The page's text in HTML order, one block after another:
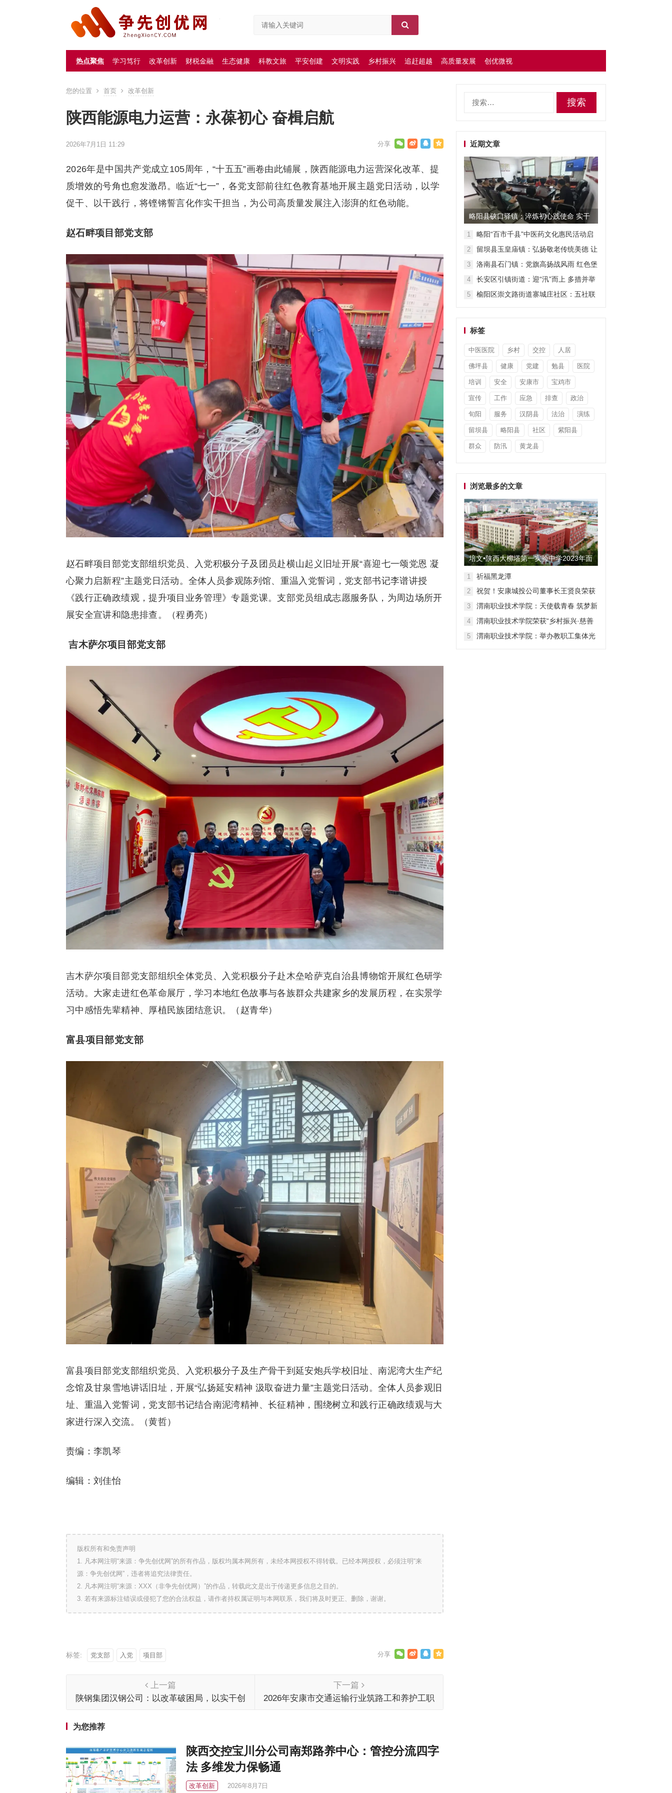
热点聚焦 学习笃行 改革创新 财税金融 生态健康 科教文旅 平安创建 文明实践 乡村振兴 追赶超越 高质量发展 创优微视
您的位置 首页 改革创新
陕西能源电力运营：永葆初心 奋楫启航
2026年7月1日 11:29
2026年是中国共产党成立105周年，“十五五”画卷由此铺展，陕西能源电力运营深化改革、提
质增效的号角也愈发激昂。临近“七一”，各党支部前往红色教育基地开展主题党日活动，以学
促干、以干践行，将铿锵誓言化作实干担当，为公司高质量发展注入澎湃的红色动能。
赵石畔项目部党支部
赵石畔项目部党支部组织党员、入党积极分子及团员赴横山起义旧址开展“喜迎七一颂党恩 凝
心聚力启新程”主题党日活动。全体人员参观陈列馆、重温入党誓词，党支部书记李谱讲授
《践行正确政绩观，提升项目业务管理》专题党课。支部党员组成志愿服务队，为周边场所开
展安全宣讲和隐患排查。（程勇亮）
吉木萨尔项目部党支部
吉木萨尔项目部党支部组织全体党员、入党积极分子赴木垒哈萨克自治县博物馆开展红色研学
活动。大家走进红色革命展厅，学习本地红色故事与各族群众共建家乡的发展历程，在实景学
习中感悟先辈精神、厚植民族团结意识。（赵青华）
富县项目部党支部
富县项目部党支部组织党员、入党积极分子及生产骨干到延安炮兵学校旧址、南泥湾大生产纪
念馆及甘泉雪地讲话旧址，开展“弘扬延安精神 汲取奋进力量”主题党日活动。全体人员参观旧
址、重温入党誓词，党支部书记结合南泥湾精神、长征精神，围绕树立和践行正确政绩观与大
家进行深入交流。（黄哲）
责编：李凯琴
编辑：刘佳怡
版权所有和免责声明
1. 凡本网注明“来源：争先创优网”的所有作品，版权均属本网所有，未经本网授权不得转载。已经本网授权，必须注明“来
源：争先创优网”，违者将追究法律责任。
2. 凡本网注明“来源：XXX（非争先创优网）”的作品，转载此文是出于传递更多信息之目的。
3. 若有来源标注错误或侵犯了您的合法权益，请作者持权属证明与本网联系，我们将及时更正、删除，谢谢。
标签: 党支部 入党 项目部
上一篇
陕钢集团汉钢公司：以改革破困局，以实干创
下一篇
2026年安康市交通运输行业筑路工和养护工职
为您推荐
陕西交控宝川分公司南郑路养中心：管控分流四字
法 多维发力保畅通
改革创新 2026年8月7日
近期文章
略阳县硖口驿镇：淬炼初心践使命 实干
担当显作为
1
略阳“百市千县”中医药文化惠民活动启
2
留坝县玉皇庙镇：弘扬敬老传统美德 让
3
洛南县石门镇：党旗高扬战风雨 红色堡
4
长安区引镇街道：迎“汛”而上 多措并举
5
榆阳区崇文路街道寨城庄社区：五社联
标签
中医医院 乡村 交控 人居
佛坪县 健康 党建 勉县 医院
培训 安全 安康市 宝鸡市
宣传 工作 应急 排查 政治
旬阳 服务 汉阴县 法治 演练
留坝县 略阳县 社区 紫阳县
群众 防汛 黄龙县
浏览最多的文章
培文•陕西大柳塔第一实验中学2023年面
向全国招聘教师启事
1 祈福黑龙潭
2
祝贺！安康城投公司董事长王贤良荣获
3
渭南职业技术学院：天使载青春 筑梦新
4
渭南职业技术学院荣获“乡村振兴·慈善
5
渭南职业技术学院：举办教职工集体光